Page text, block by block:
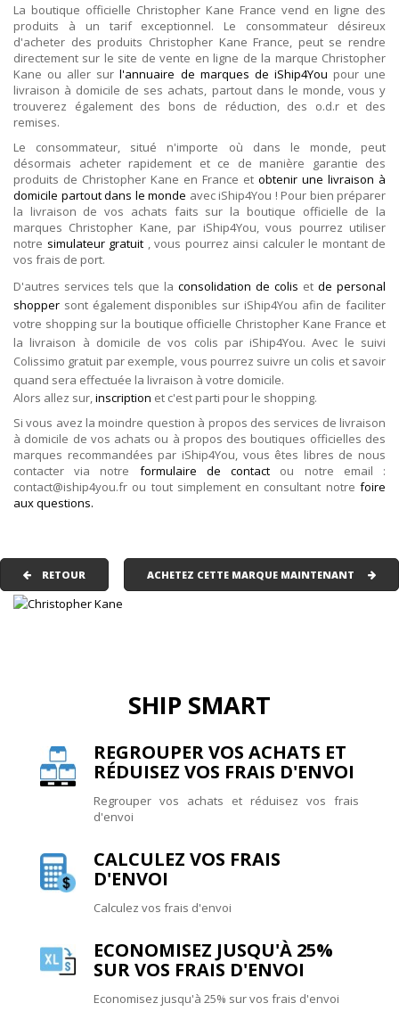
La boutique officielle Christopher Kane France vend en ligne des
produits à un tarif exceptionnel. Le consommateur désireux
d'acheter des produits Christopher Kane France, peut se rendre
directement sur le site de vente en ligne de la marque Christopher
Kane ou aller surl'annuaire de marques de iShip4You pour une
livraison à domicile de ses achats, partout dans le monde, vous y
trouverez également des bons de réduction, des o.d.r et des
remises.
Le consommateur, situé n'importe où dans le monde, peut
désormais acheter rapidement et ce de manière garantie des
produits de Christopher Kane en France et obtenir une livraison à
domicile partout dans le monde avec iShip4You ! Pour bien préparer
la livraison de vos achats faits sur la boutique officielle de la
marques Christopher Kane, par iShip4You, vous pourrez utiliser
notre simulateur gratuit , vous pourrez ainsi calculer le montant de
vos frais de port.
D'autres services tels que la consolidation de colis et de personal
shopper sont également disponibles sur iShip4You afin de faciliter
votre shopping sur la boutique officielle Christopher Kane France et
la livraison à domicile de vos colis par iShip4You. Avec le suivi
Colissimo gratuit par exemple, vous pourrez suivre un colis et savoir
quand sera effectuée la livraison à votre domicile.
Alors allez sur, inscription et c'est parti pour le shopping.
Si vous avez la moindre question à propos des services de livraison
à domicile de vos achats ou à propos des boutiques officielles des
marques recommandées par iShip4You, vous êtes libres de nous
contacter via notre formulaire de contact ou notre email :
contact@iship4you.fr ou tout simplement en consultant notre foire
aux questions.
RETOUR ACHETEZ CETTE MARQUE MAINTENANT
SHIP SMART
REGROUPER VOS ACHATS ET
RÉDUISEZ VOS FRAIS D'ENVOI
Regrouper vos achats et réduisez vos frais
d'envoi
CALCULEZ VOS FRAIS
D'ENVOI
Calculez vos frais d'envoi
ECONOMISEZ JUSQU'À 25%
SUR VOS FRAIS D'ENVOI
Economisez jusqu'à 25% sur vos frais d'envoi